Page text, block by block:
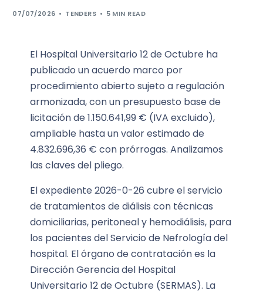
07/07/2026 TENDERS 5 MIN READ
El Hospital Universitario 12 de Octubre ha
publicado un acuerdo marco por
procedimiento abierto sujeto a regulación
armonizada, con un presupuesto base de
licitación de 1.150.641,99 € (IVA excluido),
ampliable hasta un valor estimado de
4.832.696,36 € con prórrogas. Analizamos
las claves del pliego.
El expediente 2026-0-26 cubre el servicio
de tratamientos de diálisis con técnicas
domiciliarias, peritoneal y hemodiálisis, para
los pacientes del Servicio de Nefrología del
hospital. El órgano de contratación es la
Dirección Gerencia del Hospital
Universitario 12 de Octubre (SERMAS). La